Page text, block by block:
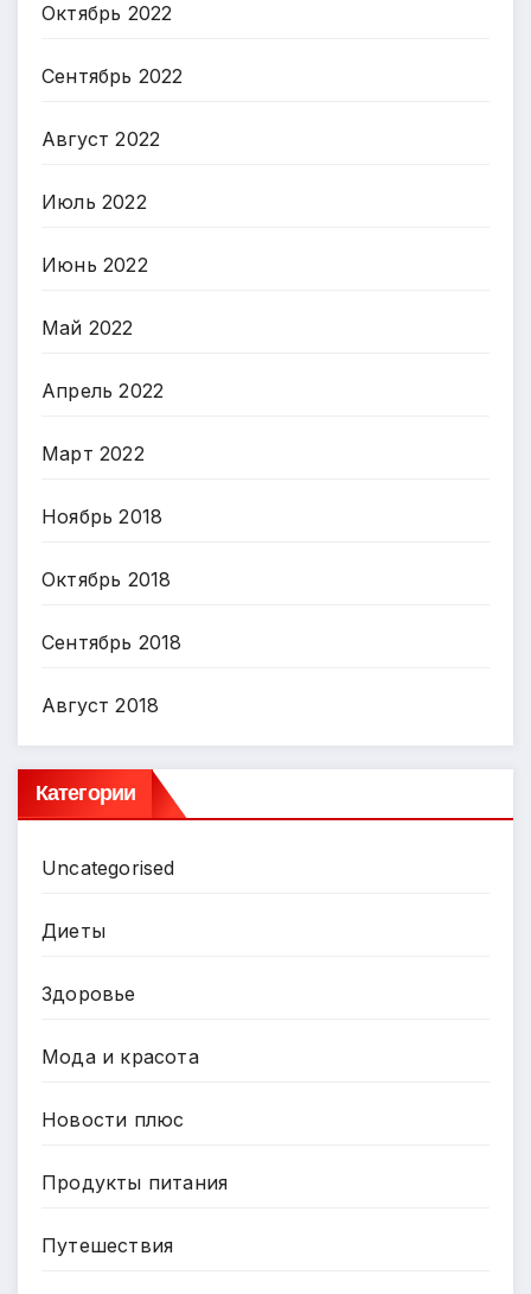
Октябрь 2022
Сентябрь 2022
Август 2022
Июль 2022
Июнь 2022
Май 2022
Апрель 2022
Март 2022
Ноябрь 2018
Октябрь 2018
Сентябрь 2018
Август 2018
Категории
Uncategorised
Диеты
Здоровье
Мода и красота
Новости плюс
Продукты питания
Путешествия